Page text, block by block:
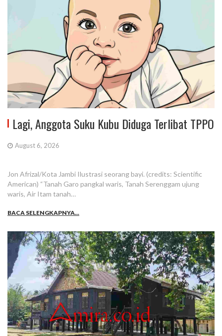
Lagi, Anggota Suku Kubu Diduga Terlibat TPPO
August 6, 2026
Jon Afrizal/Kota Jambi Ilustrasi seorang bayi. (credits: Scientific
American) “Tanah Garo pangkal waris, Tanah Serenggam ujung
waris, Air Itam tanah…
BACA SELENGKAPNYA...